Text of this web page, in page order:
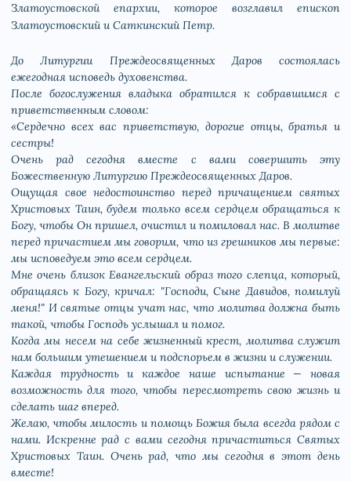
Златоустовской епархии, которое возглавил епископ
Златоустовский и Саткинский Петр.
До Литургии Преждеосвященных Даров состоялась
ежегодная исповедь духовенства.
После богослужения владыка обратился к собравшимся с
приветственным словом:
«Сердечно всех вас приветствую, дорогие отцы, братья и
сестры!
Очень рад сегодня вместе с вами совершить эту
Божественную Литургию Преждеосвященных Даров.
Ощущая свое недостоинство перед причащением святых
Христовых Таин, будем только всем сердцем обращаться к
Богу, чтобы Он пришел, очистил и помиловал нас. В молитве
перед причастием мы говорим, что из грешников мы первые:
мы исповедуем это всем сердцем.
Мне очень близок Евангельский образ того слепца, который,
обращаясь к Богу, кричал: "Господи, Сыне Давидов, помилуй
меня!" И святые отцы учат нас, что молитва должна быть
такой, чтобы Господь услышал и помог.
Когда мы несем на себе жизненный крест, молитва служит
нам большим утешением и подспорьем в жизни и служении.
Каждая трудность и каждое наше испытание — новая
возможность для того, чтобы пересмотреть свою жизнь и
сделать шаг вперед.
Желаю, чтобы милость и помощь Божия была всегда рядом с
нами. Искренне рад с вами сегодня причаститься Святых
Христовых Таин. Очень рад, что мы сегодня в этот день
вместе!